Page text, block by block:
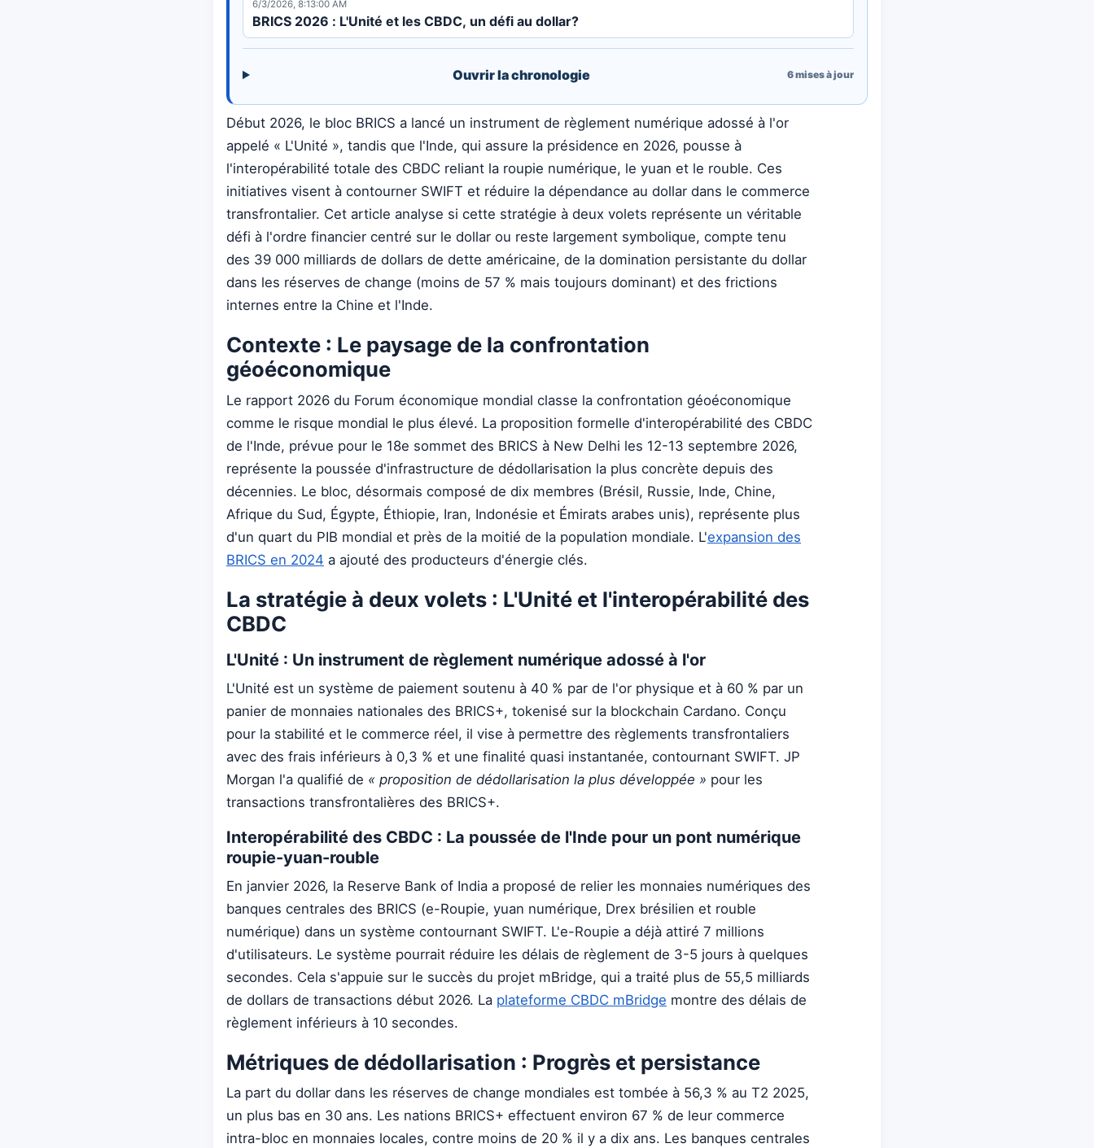
6/3/2026, 8:13:00 AM
BRICS 2026 : L'Unité et les CBDC, un défi au dollar?
Ouvrir la chronologie 6mises à jour
Début 2026, le bloc BRICS a lancé un instrument de règlement numérique adossé à l'or
appelé « L'Unité », tandis que l'Inde, qui assure la présidence en 2026, pousse à
l'interopérabilité totale des CBDC reliant la roupie numérique, le yuan et le rouble. Ces
initiatives visent à contourner SWIFT et réduire la dépendance au dollar dans le commerce
transfrontalier. Cet article analyse si cette stratégie à deux volets représente un véritable
défi à l'ordre financier centré sur le dollar ou reste largement symbolique, compte tenu
des 39 000 milliards de dollars de dette américaine, de la domination persistante du dollar
dans les réserves de change (moins de 57 % mais toujours dominant) et des frictions
internes entre la Chine et l'Inde.
Contexte : Le paysage de la confrontation
géoéconomique
Le rapport 2026 du Forum économique mondial classe la confrontation géoéconomique
comme le risque mondial le plus élevé. La proposition formelle d'interopérabilité des CBDC
de l'Inde, prévue pour le 18e sommet des BRICS à New Delhi les 12-13 septembre 2026,
représente la poussée d'infrastructure de dédollarisation la plus concrète depuis des
décennies. Le bloc, désormais composé de dix membres (Brésil, Russie, Inde, Chine,
Afrique du Sud, Égypte, Éthiopie, Iran, Indonésie et Émirats arabes unis), représente plus
d'un quart du PIB mondial et près de la moitié de la population mondiale. L'expansion des
BRICS en 2024 a ajouté des producteurs d'énergie clés.
La stratégie à deux volets : L'Unité et l'interopérabilité des
CBDC
L'Unité : Un instrument de règlement numérique adossé à l'or
L'Unité est un système de paiement soutenu à 40 % par de l'or physique et à 60 % par un
panier de monnaies nationales des BRICS+, tokenisé sur la blockchain Cardano. Conçu
pour la stabilité et le commerce réel, il vise à permettre des règlements transfrontaliers
avec des frais inférieurs à 0,3 % et une finalité quasi instantanée, contournant SWIFT. JP
Morgan l'a qualifié de « proposition de dédollarisation la plus développée » pour les
transactions transfrontalières des BRICS+.
Interopérabilité des CBDC : La poussée de l'Inde pour un pont numérique
roupie-yuan-rouble
En janvier 2026, la Reserve Bank of India a proposé de relier les monnaies numériques des
banques centrales des BRICS (e-Roupie, yuan numérique, Drex brésilien et rouble
numérique) dans un système contournant SWIFT. L'e-Roupie a déjà attiré 7 millions
d'utilisateurs. Le système pourrait réduire les délais de règlement de 3-5 jours à quelques
secondes. Cela s'appuie sur le succès du projet mBridge, qui a traité plus de 55,5 milliards
de dollars de transactions début 2026. La plateforme CBDC mBridge montre des délais de
règlement inférieurs à 10 secondes.
Métriques de dédollarisation : Progrès et persistance
La part du dollar dans les réserves de change mondiales est tombée à 56,3 % au T2 2025,
un plus bas en 30 ans. Les nations BRICS+ effectuent environ 67 % de leur commerce
intra-bloc en monnaies locales, contre moins de 20 % il y a dix ans. Les banques centrales